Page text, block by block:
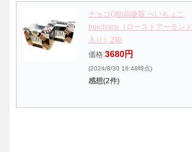
チョコQ助高級版 べいちょこ
beichoco（ローストアーモンド
入り）2箱
価格:3680円
(2024/8/30 16:48時点)
感想(2件)